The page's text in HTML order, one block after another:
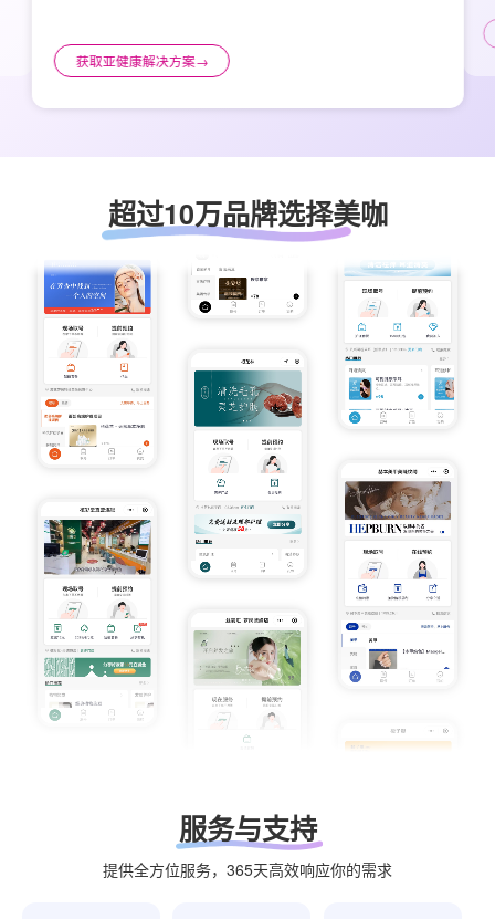
获取亚健康解决方案→
超过10万品牌选择美咖
服务与支持
提供全方位服务，365天高效响应你的需求